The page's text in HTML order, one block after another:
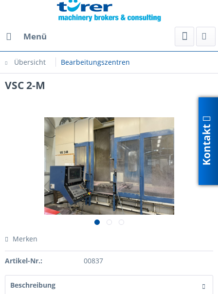
Menü
Übersicht Bearbeitungszentren
VSC 2-M
Merken
Artikel-Nr.: 00837
Beschreibung
Kontakt